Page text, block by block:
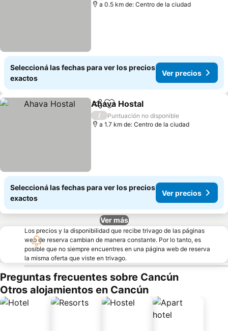
a 0.5 km de: Centro de la ciudad
Seleccioná las fechas para ver los precios
exactos
Ver precios
CompartirAñadir a favoritos
Ahava Hostal
/
Puntuación no disponible
a 1.7 km de: Centro de la ciudad
Seleccioná las fechas para ver los precios
exactos
Ver precios
Ver más
Los precios y la disponibilidad que recibe trivago de las páginas
web de reserva cambian de manera constante. Por lo tanto, es
posible que no siempre encuentres en una página web de reserva
la misma oferta que viste en trivago.
Preguntas frecuentes sobre Cancún
Otros alojamientos en Cancún